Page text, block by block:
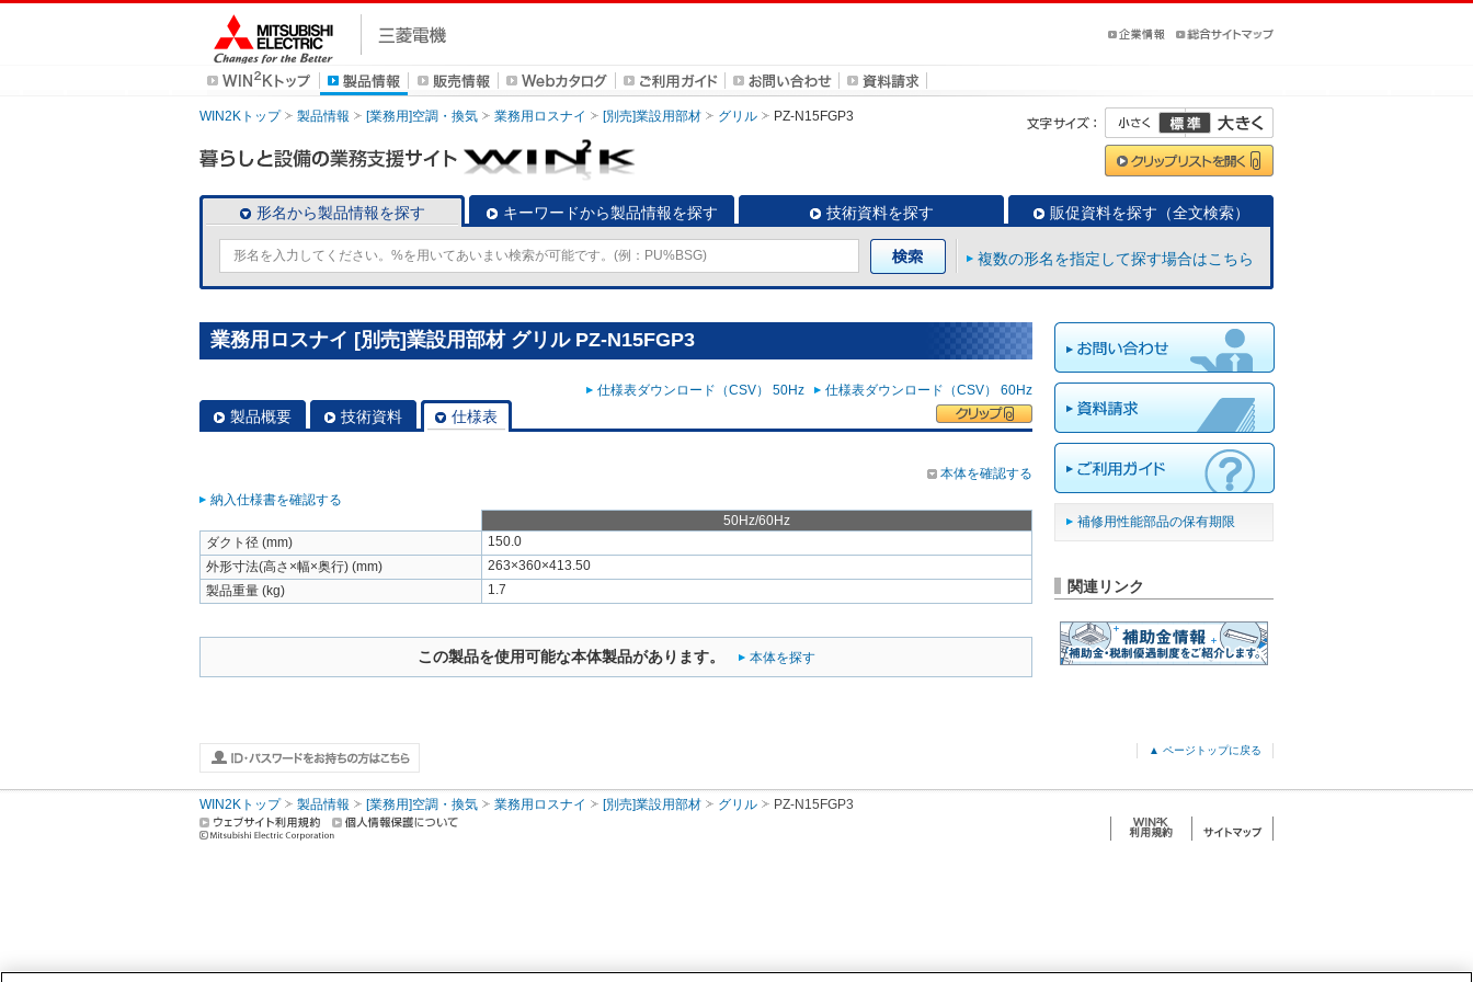
WIN2Kトップ 製品情報 [業務用]空調・換気 業務用ロスナイ [別売]業設用部材 グリル PZ-N15FGP3
形名から製品情報を探す キーワードから製品情報を探す 技術資料を探す 販促資料を探す（全文検索）
複数の形名を指定して探す場合はこちら
業務用ロスナイ [別売]業設用部材 グリル PZ-N15FGP3
仕様表ダウンロード（CSV） 50Hz 仕様表ダウンロード（CSV） 60Hz
製品概要 技術資料 仕様表
本体を確認する
納入仕様書を確認する
50Hz/60Hz
ダクト径 (mm)
150.0
外形寸法(高さ×幅×奥行) (mm)
263×360×413.50
製品重量 (kg)
1.7
この製品を使用可能な本体製品があります。 本体を探す
補修用性能部品の保有期限
関連リンク
▲ ページトップに戻る
WIN2Kトップ 製品情報 [業務用]空調・換気 業務用ロスナイ [別売]業設用部材 グリル PZ-N15FGP3